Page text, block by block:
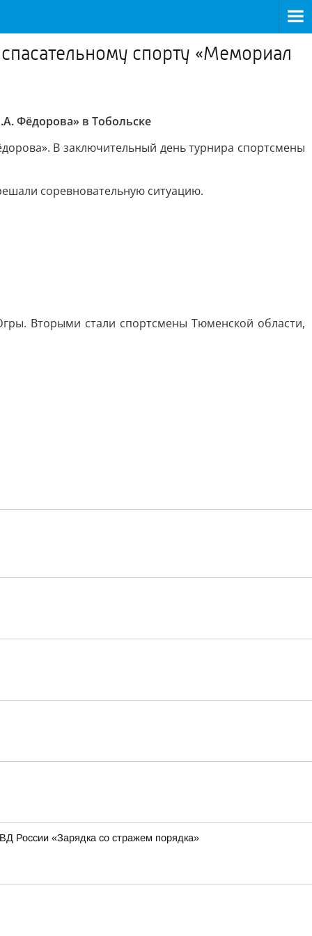
спорту «Мемориал
Фёдорова» в Тобольске
В заключительный день турнира спортсмены
соревновательную ситуацию.
Вторыми стали спортсмены Тюменской области,
России «Зарядка со стражем порядка»